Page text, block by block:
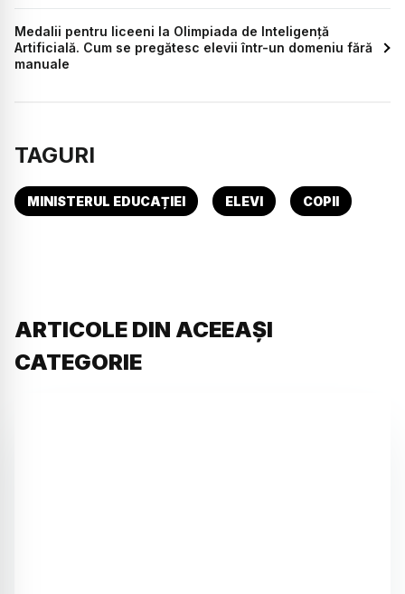
Medalii pentru liceeni la Olimpiada de Inteligență
Artificială. Cum se pregătesc elevii într-un domeniu fără
manuale
TAGURI
MINISTERUL EDUCAȚIEI ELEVI COPII
ARTICOLE DIN ACEEAȘI
CATEGORIE